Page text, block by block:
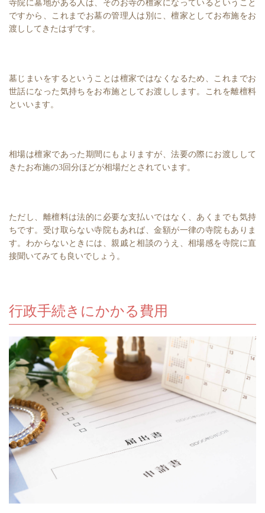
寺院に墓地がある人は、そのお寺の檀家になっているということ
ですから、これまでお墓の管理人は別に、檀家としてお布施をお
渡ししてきたはずです。
墓じまいをするということは檀家ではなくなるため、これまでお
世話になった気持ちをお布施としてお渡しします。これを離檀料
といいます。
相場は檀家であった期間にもよりますが、法要の際にお渡しして
きたお布施の3回分ほどが相場だとされています。
ただし、離檀料は法的に必要な支払いではなく、あくまでも気持
ちです。受け取らない寺院もあれば、金額が一律の寺院もありま
す。わからないときには、親戚と相談のうえ、相場感を寺院に直
接聞いてみても良いでしょう。
行政手続きにかかる費用